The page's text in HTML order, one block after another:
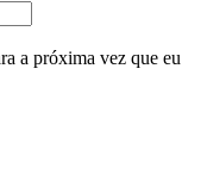
a próxima vez que eu